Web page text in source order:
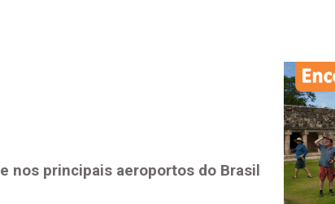
e nos principais aeroportos do Brasil